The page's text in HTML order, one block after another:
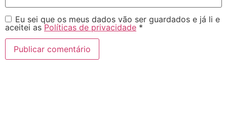
Eu sei que os meus dados vão ser guardados e já li e
aceitei as Políticas de privacidade *